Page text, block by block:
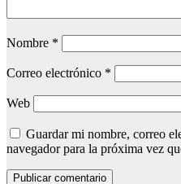
Nombre *
Correo electrónico *
Web
Guardar mi nombre, correo
navegador para la próxima vez